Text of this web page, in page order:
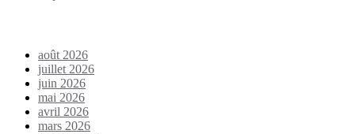
août 2026
juillet 2026
juin 2026
mai 2026
avril 2026
mars 2026